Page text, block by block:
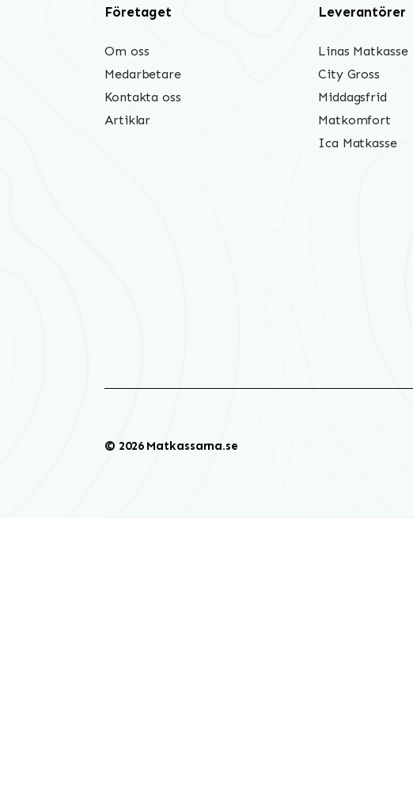
Företaget
Om oss
Medarbetare
Kontakta oss
Artiklar
Leverantörer
Linas Matkasse
City Gross
Middagsfrid
Matkomfort
Ica Matkasse
© 2026 Matkassarna.se